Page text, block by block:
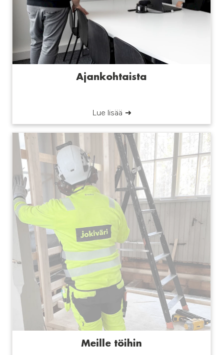
Ajankohtaista
Lue lisää
Meille töihin